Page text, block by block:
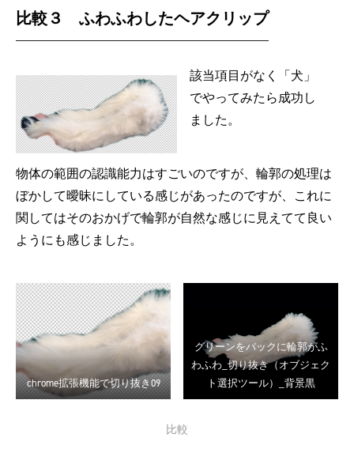
比較３ ふわふわしたヘアクリップ
該当項目がなく「犬」
でやってみたら成功し
ました。
物体の範囲の認識能力はすごいのですが、輪郭の処理は
ぼかして曖昧にしている感じがあったのですが、これに
関してはそのおかげで輪郭が自然な感じに見えてて良い
ようにも感じました。
chrome拡張機能で切り抜き09
グリーンをバックに輪郭がふ
わふわ_切り抜き（オブジェク
ト選択ツール）_背景黒
比較